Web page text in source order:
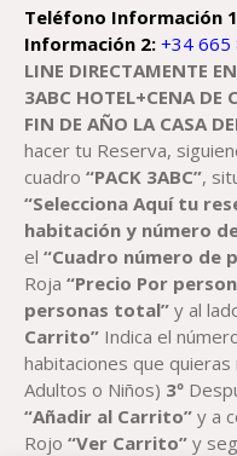
Teléfono Información
Información 2: +34 665
LINE DIRECTAMENTE
3ABC HOTEL+CENA DE
FIN DE AÑO LA CASA
hacer tu Reserva,
cuadro“PACK 3ABC”,
“Selecciona Aquí tu
habitación y número
el“Cuadro número de
Roja“Precio Por
personas total”y al
Carrito” Indica el
habitaciones que
Adultos o Niños) 3º
“Añadir al Carrito” y a
Rojo“Ver Carrito”y